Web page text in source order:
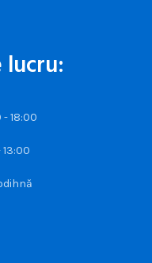
lucru:
- 18:00
13:00